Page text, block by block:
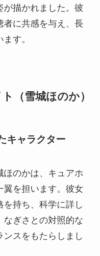
が描かれました。彼
者に共感を与え、長
す。
（雪城ほのか）
キャラクター
ほのかは、キュアホ
翼を担います。彼女
持ち、科学に詳し
なぎさとの対照的な
スをもたらしまし